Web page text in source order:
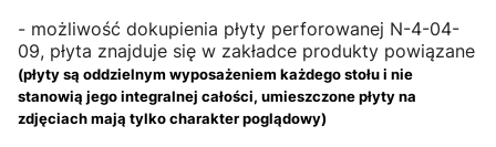
- możliwość dokupienia płyty perforowanej N-4-04-
09, płyta znajduje się w zakładce produkty powiązane
(płyty są oddzielnym wyposażeniem każdego stołu i nie
stanowią jego integralnej całości, umieszczone płyty na
zdjęciach mają tylko charakter poglądowy)